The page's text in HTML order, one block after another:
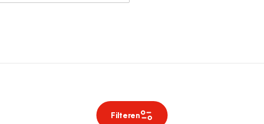
Filteren